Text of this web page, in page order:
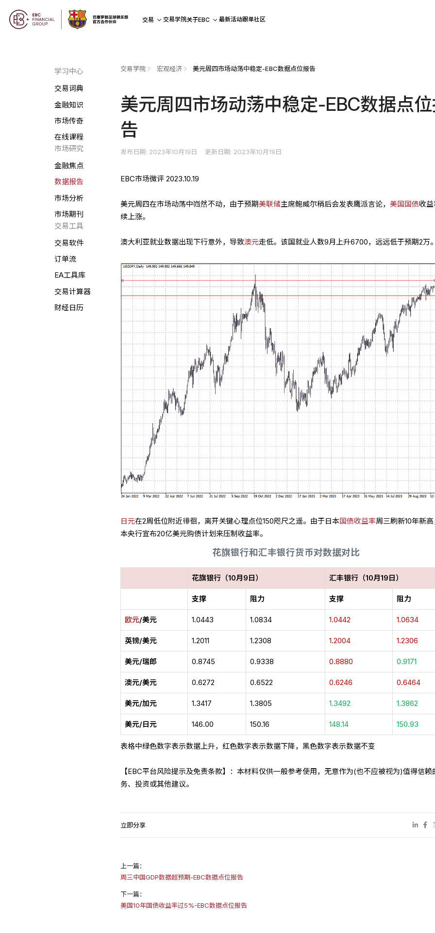
交易 交易学院关于EBC 最新活动跟单社区
学习中心
交易词典
金融知识
市场传奇
在线课程
市场研究
金融焦点
数据报告
市场分析
市场期刊
交易工具
交易软件
订单流
EA工具库
交易计算器
财经日历
交易学院 宏观经济 美元周四市场动荡中稳定-EBC数据点位报告
美元周四市场动荡中稳定-EBC数据点
告
发布日期: 2023年10月19日 更新日期: 2023年10月19日
EBC市场微评 2023.10.19
美元周四在市场动荡中岿然不动，由于预期美联储主席鲍威尔稍后会发表鹰派言论，美国 国债收
续上涨。
澳大利亚就业数据出现下行意外，导致澳元走低。该国就业人数9月上升6700，远远低于预期2万
日元在2周低位附近徘徊，离开关键心理点位150咫尺之遥。由于日本国债收益率周三刷新10年新
本央行宣布20亿美元购债计划来压制收益率。
花旗银行和汇丰银行货币对数据对比
花旗银行（10月9日） 汇丰银行（10月19日）
支撑 阻力 支撑 阻力
欧元/美元 1.0443 1.0834 1.0442 1.0634
英镑/美元 1.2011 1.2308 1.2004 1.2306
美元/瑞郎 0.8745 0.9338 0.8880 0.9171
澳元/美元 0.6272 0.6522 0.6246 0.6464
美元/加元 1.3417 1.3805 1.3492 1.3862
美元/日元 146.00 150.16 148.14 150.93
表格中绿色数字表示数据上升，红色数字表示数据下降，黑色数字表示数据不变
【EBC平台风险提示及免责条款】：本材料仅供一般参考使用，无意作为(也不应被视为)值得信赖
务、投资或其他建议。
立即分享
上一篇：
周三中国GDP数据超预期-EBC数据点位报告
下一篇：
美国10年国债收益率过5%-EBC数据点位报告